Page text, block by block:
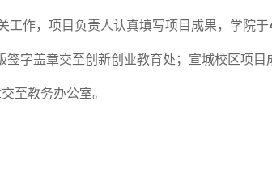
工作，项目负责人认真填写项目成果，学院于
字盖章交至创新创业教育处；宣城校区项目
至教务办公室。